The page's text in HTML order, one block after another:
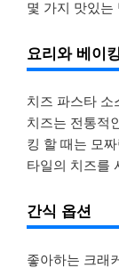
몇 가지 맛있는
요리와 베이킹
치즈 파스타 소
치즈는 전통적
킹 할 때는 모
타일의 치즈를
간식 옵션
좋아하는 크래